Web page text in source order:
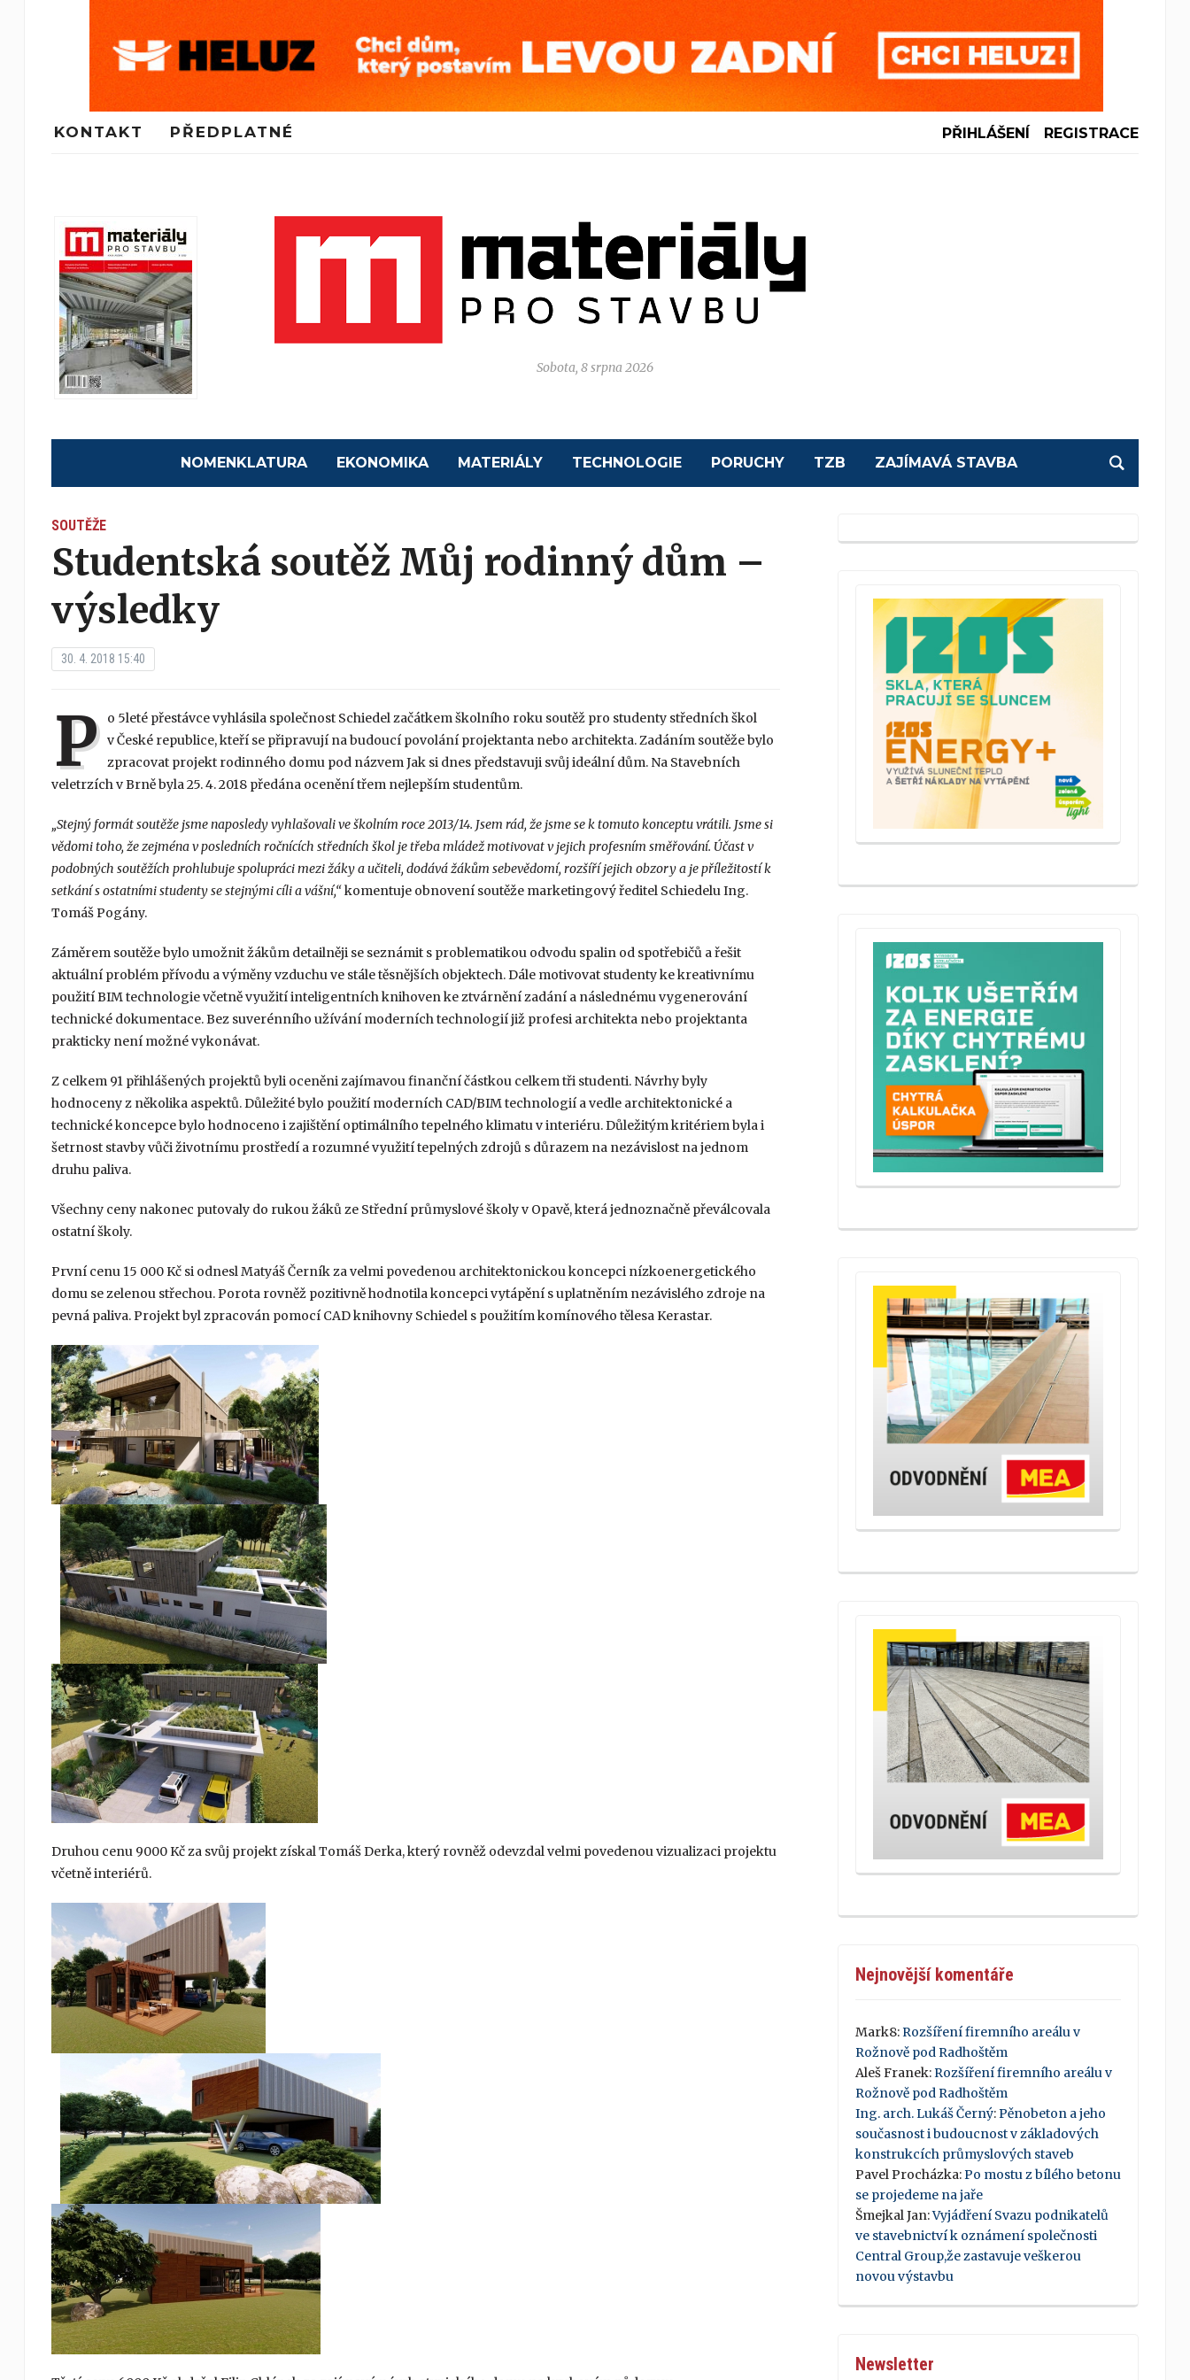
KONTAKT PŘEDPLATNÉ PŘIHLÁŠENÍ REGISTRACE
Sobota, 8 srpna 2026
NOMENKLATURA EKONOMIKA MATERIÁLY TECHNOLOGIE PORUCHY TZB ZAJÍMAVÁ STAVBA
SOUTĚŽE
Studentská soutěž Můj rodinný dům –
výsledky
30. 4. 2018 15:40
P
o 5leté přestávce vyhlásila společnost Schiedel začátkem školního roku soutěž pro studenty středních škol
v České republice, kteří se připravují na budoucí povolání projektanta nebo architekta. Zadáním soutěže bylo
zpracovat projekt rodinného domu pod názvem Jak si dnes představuji svůj ideální dům. Na Stavebních
veletrzích v Brně byla 25. 4. 2018 předána ocenění třem nejlepším studentům.
„Stejný formát soutěže jsme naposledy vyhlašovali ve školním roce 2013/14. Jsem rád, že jsme se k tomuto konceptu vrátili. Jsme si
vědomi toho, že zejména v posledních ročnících středních škol je třeba mládež motivovat v jejich profesním směřování. Účast v
podobných soutěžích prohlubuje spolupráci mezi žáky a učiteli, dodává žákům sebevědomí, rozšíří jejich obzory a je příležitostí k
setkání s ostatními studenty se stejnými cíli a vášní,“ komentuje obnovení soutěže marketingový ředitel Schiedelu Ing.
Tomáš Pogány.
Záměrem soutěže bylo umožnit žákům detailněji se seznámit s problematikou odvodu spalin od spotřebičů a řešit
aktuální problém přívodu a výměny vzduchu ve stále těsnějších objektech. Dále motivovat studenty ke kreativnímu
použití BIM technologie včetně využití inteligentních knihoven ke ztvárnění zadání a následnému vygenerování
technické dokumentace. Bez suverénního užívání moderních technologií již profesi architekta nebo projektanta
prakticky není možné vykonávat.
Z celkem 91 přihlášených projektů byli oceněni zajímavou finanční částkou celkem tři studenti. Návrhy byly
hodnoceny z několika aspektů. Důležité bylo použití moderních CAD/BIM technologií a vedle architektonické a
technické koncepce bylo hodnoceno i zajištění optimálního tepelného klimatu v interiéru. Důležitým kritériem byla i
šetrnost stavby vůči životnímu prostředí a rozumné využití tepelných zdrojů s důrazem na nezávislost na jednom
druhu paliva.
Všechny ceny nakonec putovaly do rukou žáků ze Střední průmyslové školy v Opavě, která jednoznačně převálcovala
ostatní školy.
První cenu 15 000 Kč si odnesl Matyáš Černík za velmi povedenou architektonickou koncepci nízkoenergetického
domu se zelenou střechou. Porota rovněž pozitivně hodnotila koncepci vytápění s uplatněním nezávislého zdroje na
pevná paliva. Projekt byl zpracován pomocí CAD knihovny Schiedel s použitím komínového tělesa Kerastar.
Druhou cenu 9000 Kč za svůj projekt získal Tomáš Derka, který rovněž odevzdal velmi povedenou vizualizaci projektu
včetně interiérů.
Nejnovější komentáře
Mark8:Rozšíření firemního areálu v
Rožnově pod Radhoštěm
Aleš Franek:Rozšíření firemního areálu v
Rožnově pod Radhoštěm
Ing. arch. Lukáš Černý:Pěnobeton a jeho
současnost i budoucnost v základových
konstrukcích průmyslových staveb
Pavel Procházka:Po mostu z bílého betonu
se projedeme na jaře
Šmejkal Jan:Vyjádření Svazu podnikatelů
ve stavebnictví k oznámení společnosti
Central Group,že zastavuje veškerou
novou výstavbu
Newsletter